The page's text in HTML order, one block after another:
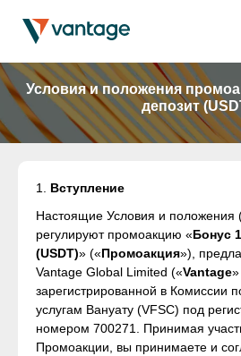
Условия и положения
депозит
1. Вступление
Настоящие Условия и положения
регулируют промоакцию «Бонус
(USDT)» («Промоакция»),
Vantage Global Limited («Vantage
зарегистрированной в Комиссии
услугам Вануату (VFSC) под
номером 700271. Принимая
Промоакции, вы принимаете и